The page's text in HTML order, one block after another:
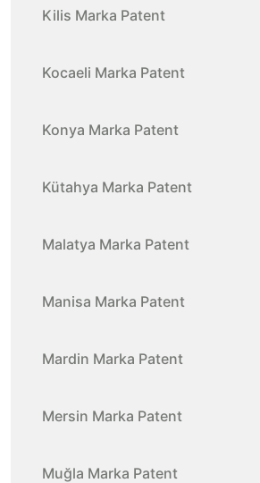
Kilis Marka Patent
Kocaeli Marka Patent
Konya Marka Patent
Kütahya Marka Patent
Malatya Marka Patent
Manisa Marka Patent
Mardin Marka Patent
Mersin Marka Patent
Muğla Marka Patent